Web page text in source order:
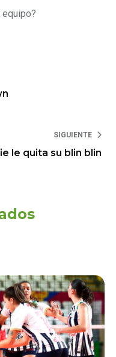
SIGUIENTE
le quita su blin blin